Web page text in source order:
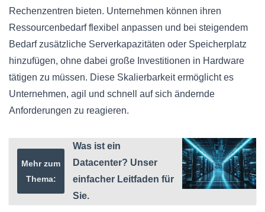
Rechenzentren bieten. Unternehmen können ihren
Ressourcenbedarf flexibel anpassen und bei steigendem
Bedarf zusätzliche Serverkapazitäten oder Speicherplatz
hinzufügen, ohne dabei große Investitionen in Hardware
tätigen zu müssen. Diese Skalierbarkeit ermöglicht es
Unternehmen, agil und schnell auf sich ändernde
Anforderungen zu reagieren.
Mehr zum
Thema:
Was ist ein
Datacenter? Unser
einfacher Leitfaden für
Sie.